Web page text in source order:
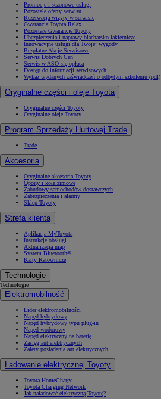
Promocje i sezonowe usługi
Pozostałe oferty serwisu
Rezerwacja wizyty w serwisie
Gwarancja Toyota Relax
Pozostałe Gwarancje Toyoty
Ubezpieczenia i naprawy blacharsko-lakiernicze
Innowacyjne usługi dla Twojej wygody
Bezpłatne Akcje Serwisowe
Serwis Dobrych Cen
Serwis w ASO się opłaca
Dostęp do informacji serwisowych
Wykaz wydanych zaświadczeń o odbytym szkoleniu (pdf)
Oryginalne części i oleje Toyota
Oryginalne części Toyoty
Oryginalne oleje Toyoty
Program Sprzedaży Hurtowej Trade
Trade
Akcesoria
Oryginalne akcesoria Toyoty
Opony i koła zimowe
Zabudowy samochodów dostawczych
Zabezpieczenia i alarmy
Sklep Toyoty
Strefa klienta
Aplikacja MyToyota
Instrukcje obsługi
Aktualizacja map
System Bluetooth®
Karty Ratownicze
Technologie
Technologie
Elektromobilność
Lider elektromobilności
Napęd hybrydowy
Napęd hybrydowy typu plug-in
Napęd wodorowy
Napęd elektryczny na baterię
Zasięg aut elektrycznych
Zalety posiadania aut elektrycznych
Ładowanie elektrycznej Toyoty
Toyota HomeCharge
Toyota Charging Network
Jak naładować elektryczną Toyotę?